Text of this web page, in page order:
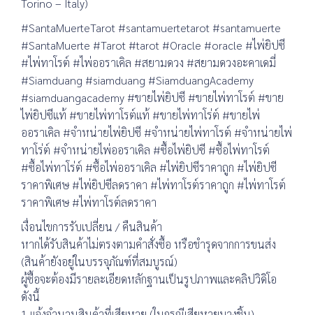
#SantaMuerteTarot #santamuertetarot #santamuerte
#SantaMuerte #Tarot #tarot #Oracle #oracle #ไพ่ยิปซี
#ไพ่ทาโรต์ #ไพ่ออราเคิล #สยามดวง #สยามดวงอะคาเดมี่
#Siamduang #siamduang #SiamduangAcademy
#siamduangacademy #ขายไพ่ยิปซี #ขายไพ่ทาโรต์ #ขาย
ไพ่ยิปซีแท้ #ขายไพ่ทาโรต์แท้ #ขายไพ่ทาโร่ต์ #ขายไพ่
ออราเคิล #จำหน่ายไพ่ยิปซี #จำหน่ายไพ่ทาโรต์ #จำหน่ายไพ่
ทาโร่ต์ #จำหน่ายไพ่ออราเคิล #ซื้อไพ่ยิปซี #ซื้อไพ่ทาโรต์
#ซื้อไพ่ทาโร่ต์ #ซื้อไพ่ออราเคิล #ไพ่ยิปซีราคาถูก #ไพ่ยิปซี
ราคาพิเศษ #ไพ่ยิปซีลดราคา #ไพ่ทาโรต์ราคาถูก #ไพ่ทาโรต์
ราคาพิเศษ #ไพ่ทาโรต์ลดราคา
เงื่อนไขการรับเปลี่ยน / คืนสินค้า
หากได้รับสินค้าไม่ตรงตามคำสั่งซื้อ หรือชำรุดจากการขนส่ง
(สินค้ายังอยู่ในบรรจุภัณฑ์ที่สมบูรณ์)
ผู้ซื้อจะต้องมีรายละเอียดหลักฐานเป็นรูปภาพและคลิปวิดิโอ
ดังนี้